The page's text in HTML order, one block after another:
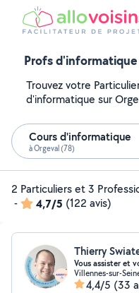
Profs
Trouvez votre
d'informatique sur
Cours d'informatique
à Orgeval (78)
2 Particuliers et 3
-
4,7/5 (122 avis)
Thierry
Vous assister et
Villennes-sur-
4,4/5 (33